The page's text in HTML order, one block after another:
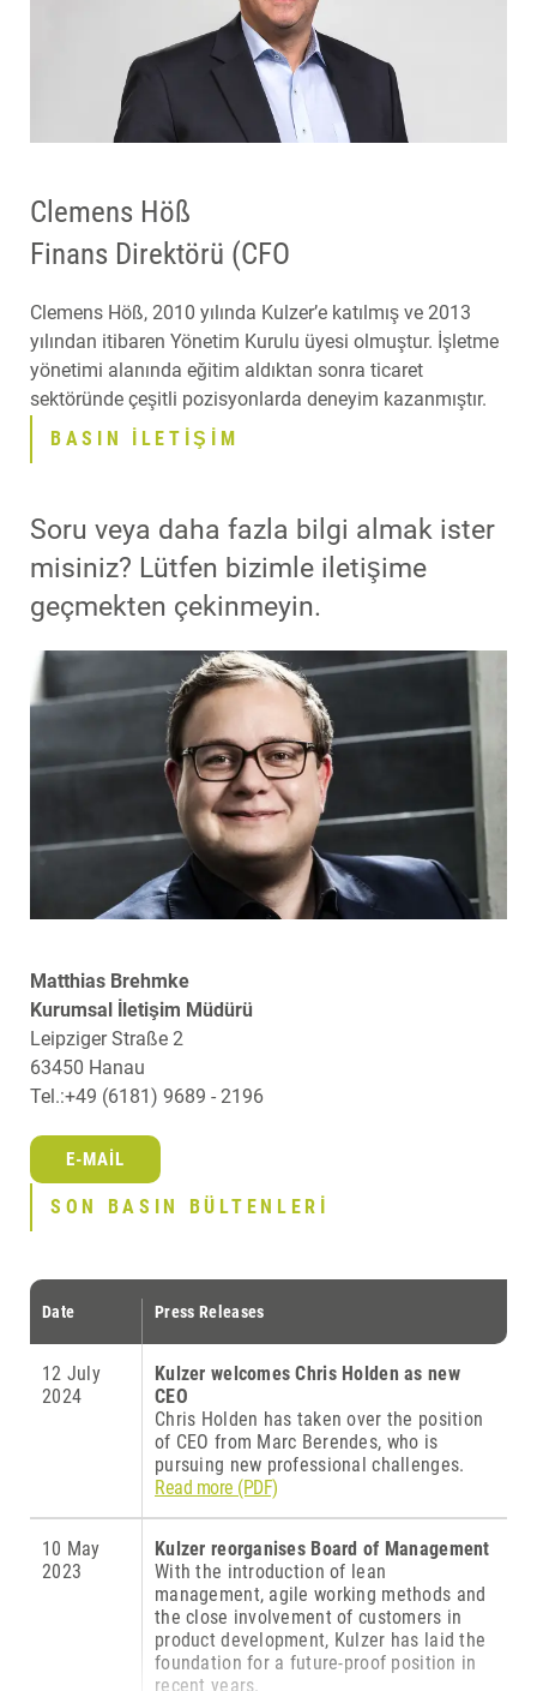
Clemens Höß
Finans Direktörü (CFO
Clemens Höß, 2010 yılında Kulzer’e katılmış ve 2013
yılından itibaren Yönetim Kurulu üyesi olmuştur. İşletme
yönetimi alanında eğitim aldıktan sonra ticaret
sektöründe çeşitli pozisyonlarda deneyim kazanmıştır.
BASIN İLETIŞIM
Soru veya daha fazla bilgi almak ister
misiniz? Lütfen bizimle iletişime
geçmekten çekinmeyin.
Matthias Brehmke
Kurumsal İletişim Müdürü
Leipziger Straße 2
63450 Hanau
Tel.:+49 (6181) 9689 - 2196
E-MAIL
SON BASIN BÜLTENLERI
Date Press Releases
12 July
2024
Kulzer welcomes Chris Holden as new
CEO
Chris Holden has taken over the position
of CEO from Marc Berendes, who is
pursuing new professional challenges.
Read more (PDF)
10 May
2023
Kulzer reorganises Board of Management
With the introduction of lean
management, agile working methods and
the close involvement of customers in
product development, Kulzer has laid the
foundation for a future-proof position in
recent years.